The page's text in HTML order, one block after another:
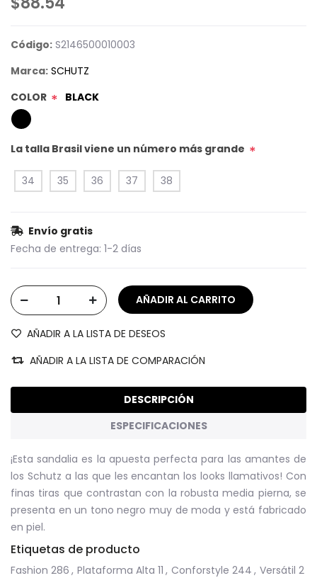
Código: S2146500010003
Marca: SCHUTZ
COLOR * BLACK
La talla Brasil viene un número más grande *
34 35 36 37 38
Envío gratis
Fecha de entrega: 1-2 días
AÑADIR A LA LISTA DE DESEOS
AÑADIR A LA LISTA DE COMPARACIÓN
DESCRIPCIÓN
ESPECIFICACIONES
¡Esta sandalia es la apuesta perfecta para las amantes de
los Schutz a las que les encantan los looks llamativos! Con
finas tiras que contrastan con la robusta media pierna, se
presenta en un tono negro muy de moda y está fabricado
en piel.
Etiquetas de producto
Fashion 286 , Plataforma Alta 11 , Conforstyle 244 , Versátil 2